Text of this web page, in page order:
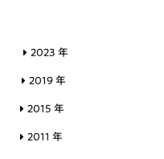
2023 年
2019 年
2015 年
2011 年